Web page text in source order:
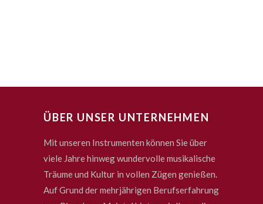
ÜBER UNSER UNTERNEHMEN
Mit unseren Instrumenten können Sie über
viele Jahre hinweg wundervolle musikalische
Träume und Kultur in vollen Zügen genießen.
Auf Grund der mehrjährigen Berufserfahrung